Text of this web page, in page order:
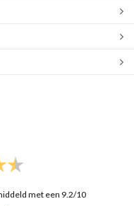
met een 9.2/10